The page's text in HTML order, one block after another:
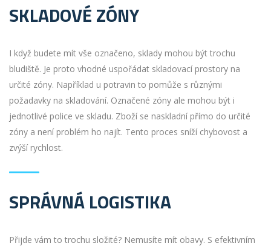
SKLADOVÉ ZÓNY
I když budete mít vše označeno, sklady mohou být trochu
bludiště. Je proto vhodné uspořádat skladovací prostory na
určité zóny. Například u potravin to pomůže s různými
požadavky na skladování. Označené zóny ale mohou být i
jednotlivé police ve skladu. Zboží se naskladní přímo do určité
zóny a není problém ho najít. Tento proces sníží chybovost a
zvýší rychlost.
SPRÁVNÁ LOGISTIKA
Přijde vám to trochu složité? Nemusíte mít obavy. S efektivním